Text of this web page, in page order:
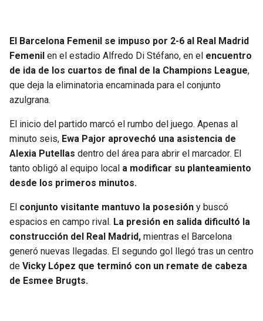
PACKERS
VIKINGS
PANTHERS
SAINTS
BUCCANEERS
TIMBERWOLVES
THUNDER
JAZZ
El Barcelona Femenil se impuso por 2-6 al Real Madrid
Femenil en el estadio Alfredo Di Stéfano, en el encuentro
de ida de los cuartos de final de la Champions League,
que deja la eliminatoria encaminada para el conjunto
azulgrana.
El inicio del partido marcó el rumbo del juego. Apenas al
minuto seis, Ewa Pajor aprovechó una asistencia de
Alexia Putellas dentro del área para abrir el marcador. El
tanto obligó al equipo local a modificar su planteamiento
desde los primeros minutos.
El conjunto visitante mantuvo la posesión y buscó
espacios en campo rival. La presión en salida dificultó la
construcción del Real Madrid, mientras el Barcelona
generó nuevas llegadas. El segundo gol llegó tras un centro
de Vicky López que terminó con un remate de cabeza
de Esmee Brugts.